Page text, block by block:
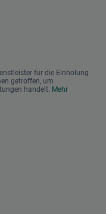
für die Einholung
getroffen, um
handelt. Mehr